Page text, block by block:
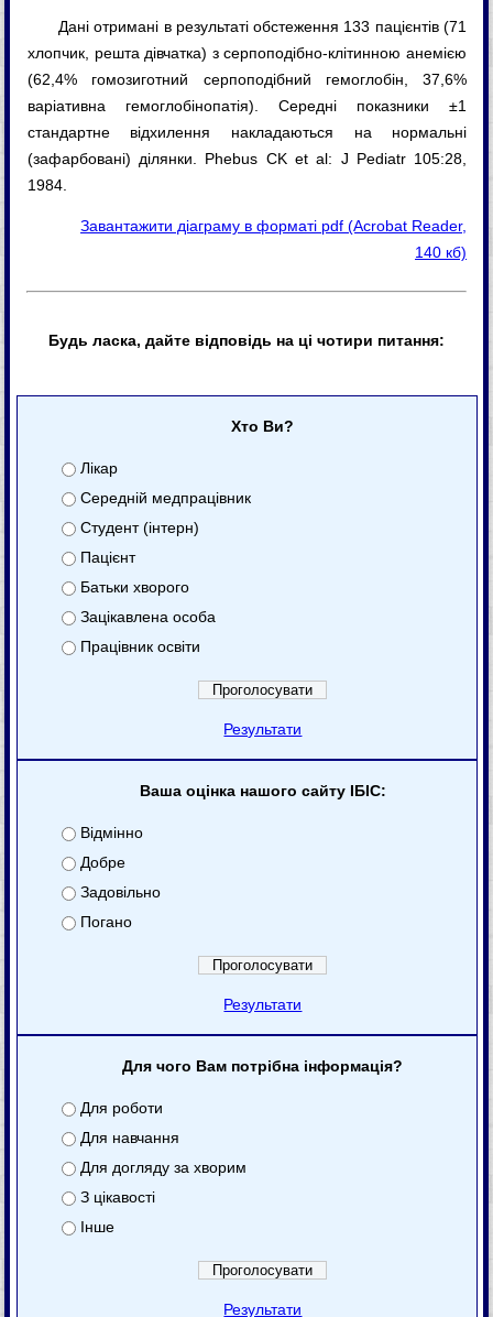
Дані отримані в результаті обстеження 133 пацієнтів (71
хлопчик, решта дівчатка) з серпоподібно-клітинною анемією
(62,4% гомозиготний серпоподібний гемоглобін, 37,6%
варіативна гемоглобінопатія). Середні показники ±1
стандартне відхилення накладаються на нормальні
(зафарбовані) ділянки. Phebus CK et al: J Pediatr 105:28,
1984.
Завантажити діаграму в форматі pdf (Acrobat Reader,
140 кб)
Будь ласка, дайте відповідь на ці чотири питання:
Хто Ви?
Лікар
Середній медпрацівник
Студент (інтерн)
Пацієнт
Батьки хворого
Зацікавлена особа
Працівник освіти
Результати
Ваша оцінка нашого сайту ІБІС:
Відмінно
Добре
Задовільно
Погано
Результати
Для чого Вам потрібна інформація?
Для роботи
Для навчання
Для догляду за хворим
З цікавості
Інше
Результати